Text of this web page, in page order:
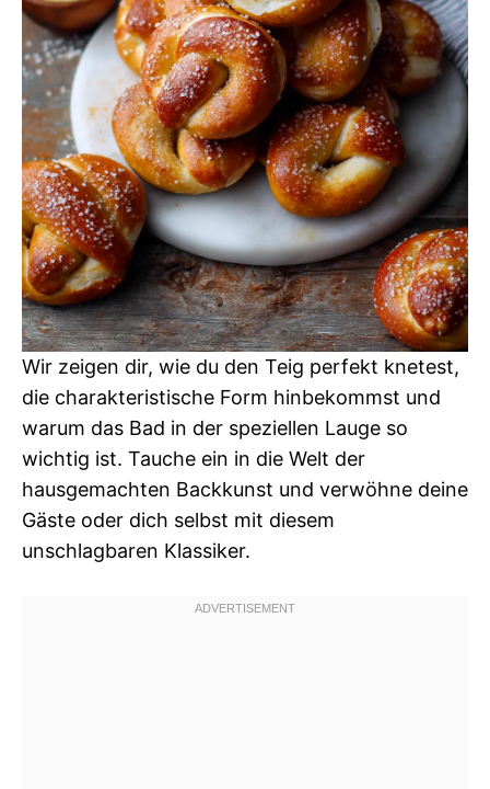
Wir zeigen dir, wie du den Teig perfekt knetest,
die charakteristische Form hinbekommst und
warum das Bad in der speziellen Lauge so
wichtig ist. Tauche ein in die Welt der
hausgemachten Backkunst und verwöhne deine
Gäste oder dich selbst mit diesem
unschlagbaren Klassiker.